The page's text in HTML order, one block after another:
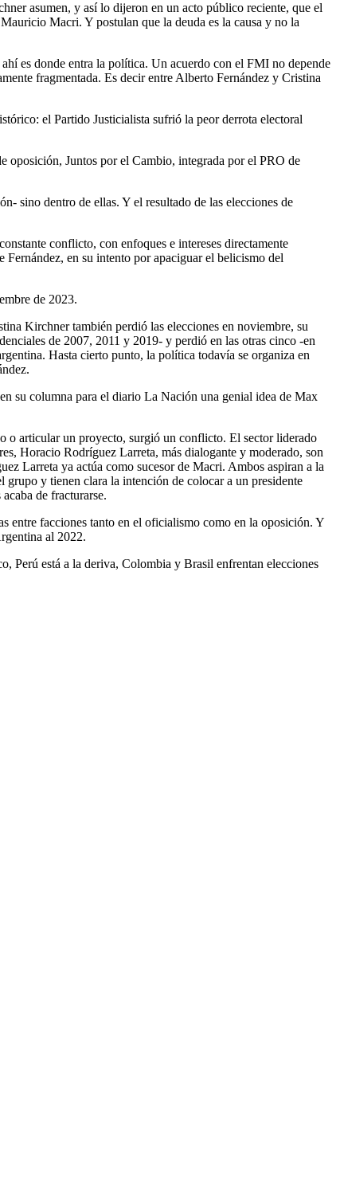
asumen, y así lo dijeron en un acto público reciente, que el
Macri. Y postulan que la deuda es la causa y no la
es donde entra la política. Un acuerdo con el FMI no depende
fragmentada. Es decir entre Alberto Fernández y Cristina
el Partido Justicialista sufrió la peor derrota electoral
oposición, Juntos por el Cambio, integrada por el PRO de
sino dentro de ellas. Y el resultado de las elecciones de
conflicto, con enfoques e intereses directamente
Fernández, en su intento por apaciguar el belicismo del
de 2023.
Kirchner también perdió las elecciones en noviembre, su
de 2007, 2011 y 2019- y perdió en las otras cinco -en
Hasta cierto punto, la política todavía se organiza en
su columna para el diario La Nación una genial idea de Max
o articular un proyecto, surgió un conflicto. El sector liderado
Horacio Rodríguez Larreta, más dialogante y moderado, son
Larreta ya actúa como sucesor de Macri. Ambos aspiran a la
y tienen clara la intención de colocar a un presidente
de fracturarse.
entre facciones tanto en el oficialismo como en la oposición. Y
al 2022.
Perú está a la deriva, Colombia y Brasil enfrentan elecciones